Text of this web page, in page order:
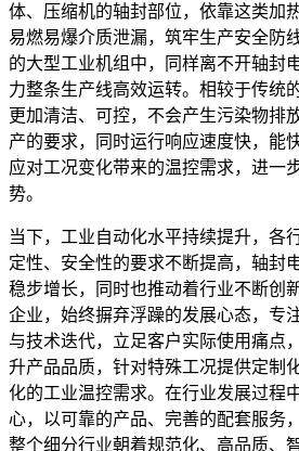
体、压缩机的轴封部位，依靠这类加
易燃易爆介质泄漏，筑牢生产安全防
的大型工业机组中，同样离不开轴封
力整条生产线高效运转。相较于传统
更加清洁、可控，不会产生污染物排
产的要求，同时运行响应速度快，能
应对工况变化带来的温控需求，进一
势。
当下，工业自动化水平持续提升，各
定性、安全性的要求不断提高，轴封
稳步增长，同时也推动着行业不断创
企业，始终摒弃浮躁的发展心态，专
与技术迭代，立足客户实际使用痛点
升产品品质，针对特殊工况提供定制
化的工业温控需求。在行业发展过程
心，以可靠的产品、完善的配套服务
整个细分行业朝着规范化、高品质、